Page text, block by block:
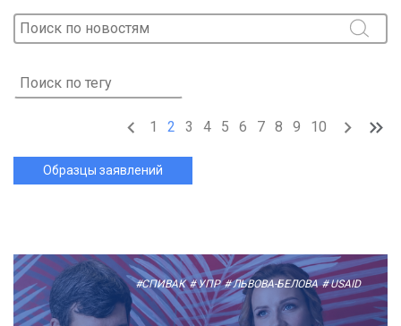
1 2 3 4 5 6 7 8 9 10
Образцы заявлений
#СПИВАК # УПР # ЛЬВОВА-БЕЛОВА # USAID